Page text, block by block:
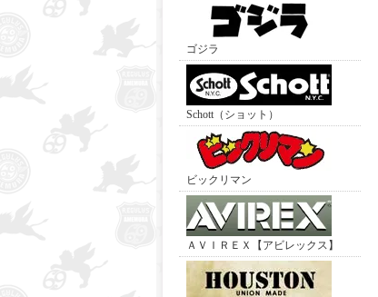
ゴジラ
Schott（ショット）
ビックリマン
ＡＶＩＲＥＸ【アビレックス】